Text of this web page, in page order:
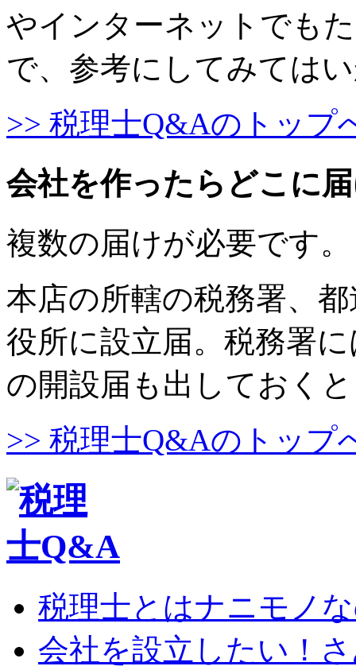
やインターネットでも
で、参考にしてみては
>> 税理士Q&Aのトップ
会社を作ったらどこに
複数の届けが必要です。
本店の所轄の税務署、
役所に設立届。税務署
の開設届も出しておく
>> 税理士Q&Aのトップ
税理士とはナニモノ
会社を設立したい！